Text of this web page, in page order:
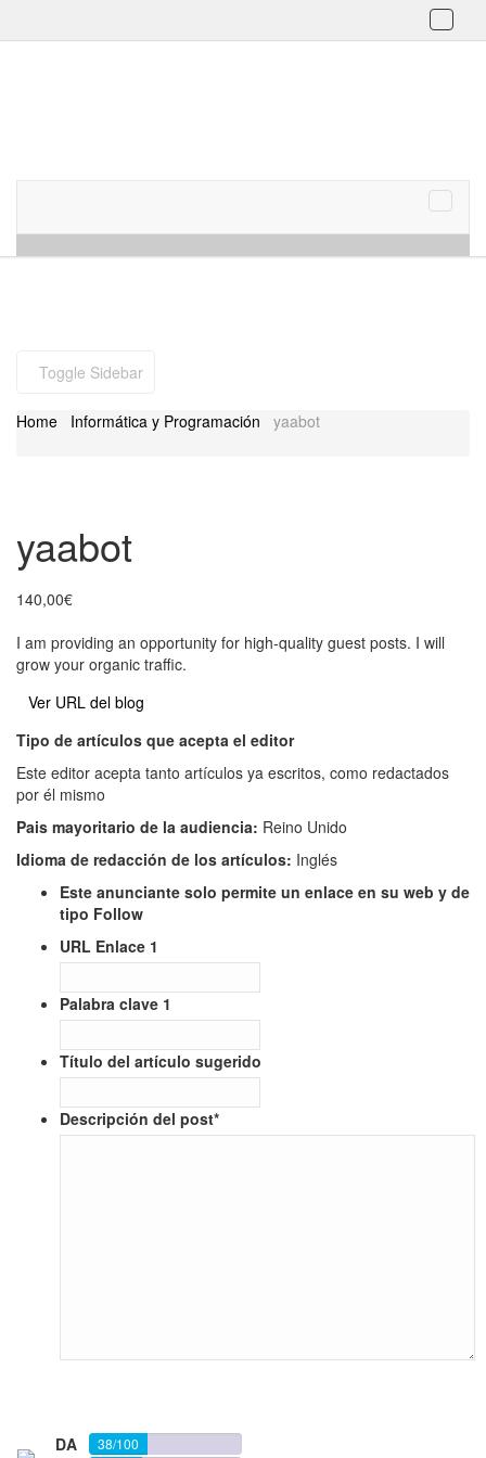
Toggle
Menu
Toggle
Toggle Sidebar
Home Informática y Programación yaabot
yaabot
140,00€
I am providing an opportunity for high-quality guest posts. I will
grow your organic traffic.
Ver URL del blog
Tipo de artículos que acepta el editor
Este editor acepta tanto artículos ya escritos, como redactados
por él mismo
Pais mayoritario de la audiencia: Reino Unido
Idioma de redacción de los artículos: Inglés
Este anunciante solo permite un enlace en su web y de
tipo Follow
URL Enlace 1
Palabra clave 1
Título del artículo sugerido
Descripción del post*
DA 38/100